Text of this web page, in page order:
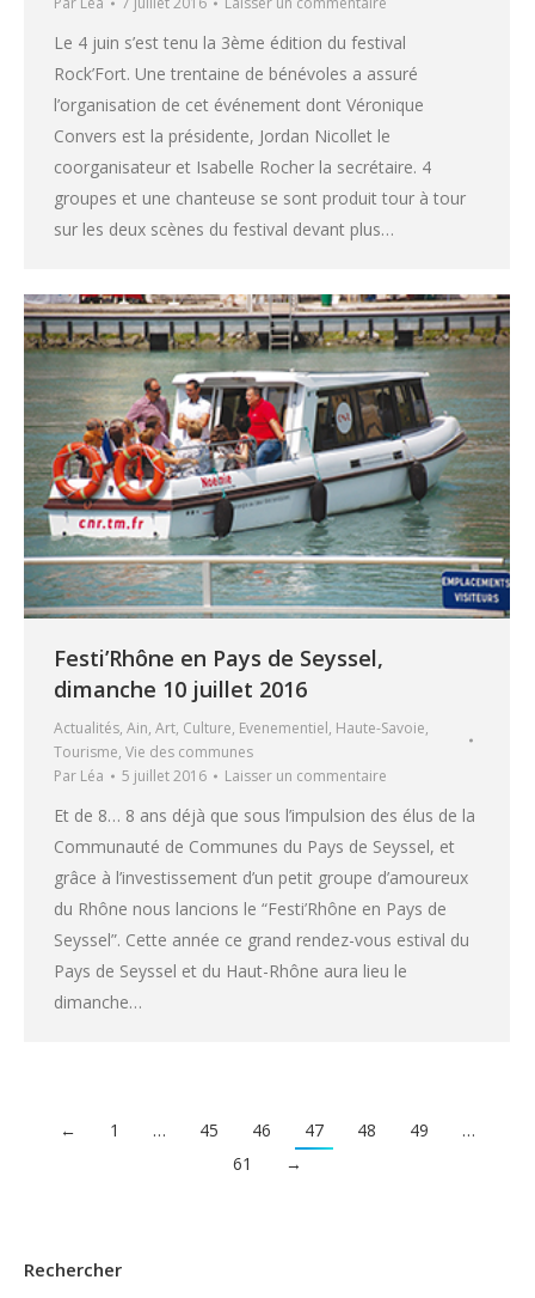
Le 4 juin s’est tenu la 3ème édition du festival
Rock’Fort. Une trentaine de bénévoles a assuré
l’organisation de cet événement dont Véronique
Convers est la présidente, Jordan Nicollet le
coorganisateur et Isabelle Rocher la secrétaire. 4
groupes et une chanteuse se sont produit tour à tour
sur les deux scènes du festival devant plus…
Festi’Rhône en Pays de Seyssel,
dimanche 10 juillet 2016
Actualités, Ain, Art, Culture, Evenementiel, Haute-Savoie,
Tourisme, Vie des communes
Par Léa 5 juillet 2016 Laisser un commentaire
Et de 8… 8 ans déjà que sous l’impulsion des élus de la
Communauté de Communes du Pays de Seyssel, et
grâce à l’investissement d’un petit groupe d’amoureux
du Rhône nous lancions le “Festi’Rhône en Pays de
Seyssel”. Cette année ce grand rendez-vous estival du
Pays de Seyssel et du Haut-Rhône aura lieu le
dimanche…
← 1 … 45 46 47 48 49
…
61
→
Rechercher